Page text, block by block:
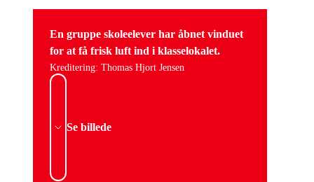
En gruppe skoleelever har åbnet vinduet
for at få frisk luft ind i klasselokalet.
Kreditering: Thomas Hjort Jensen
Se billede